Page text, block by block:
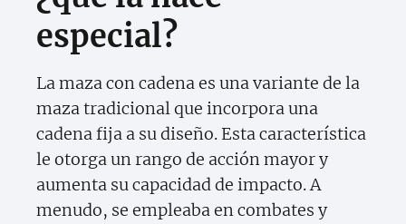
especial?
La maza con cadena es una variante de la
maza tradicional que incorpora una
cadena fija a su diseño. Esta característica
le otorga un rango de acción mayor y
aumenta su capacidad de impacto. A
menudo, se empleaba en combates y